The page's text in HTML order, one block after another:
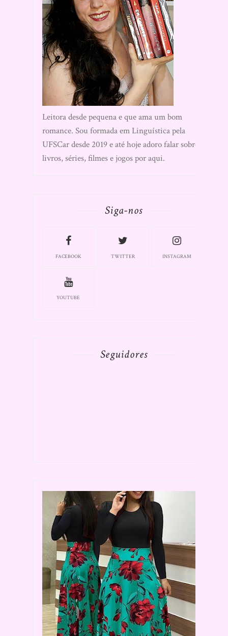
Leitora desde pequena e que ama um bom
romance. Sou formada em Linguística pela
UFSCar desde 2019 e até hoje adoro falar sobre
livros, séries, filmes e jogos por aqui.
Siga-nos
FACEBOOK TWITTER INSTAGRAM
YOUTUBE
Seguidores